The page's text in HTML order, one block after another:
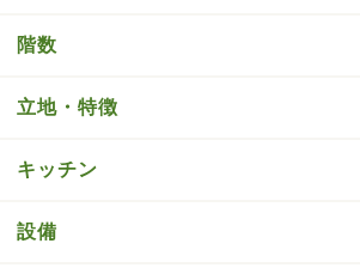
階数
立地・特徴
キッチン
設備